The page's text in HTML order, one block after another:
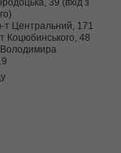
39 (вхід з
т Центральний, 171
Коцюбинського, 48
Володимира